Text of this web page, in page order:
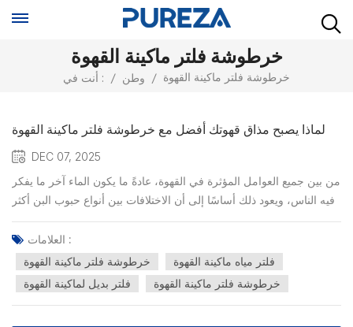
خرطوشة فلتر ماكينة القهوة
أنت في : / وطن / خرطوشة فلتر ماكينة القهوة
لماذا يصبح مذاق قهوتك أفضل مع خرطوشة فلتر ماكينة القهوة
DEC 07, 2025
من بين جميع العوامل المؤثرة في القهوة، عادةً ما يكون الماء آخر ما يفكر
فيه الناس، ويعود ذلك أساسًا إلى أن الاختلافات بين أنواع حبوب البن أكثر
وضوحًا وأسهل إدراكًا. مع ذلك، يُعد الماء المكون ذو النسبة الأكبر والأكثر
تأثيرًا بشكل مباشر. فالكلور، وعسر الماء، والشوائب الأخرى الموجودة
فيه، يمكن أن تُغير...
العلامات :
خرطوشة فلتر ماكينة القهوة
فلتر مياه ماكينة القهوة
فلتر بديل لماكينة القهوة
خرطوشة فلتر ماكينة القهوة